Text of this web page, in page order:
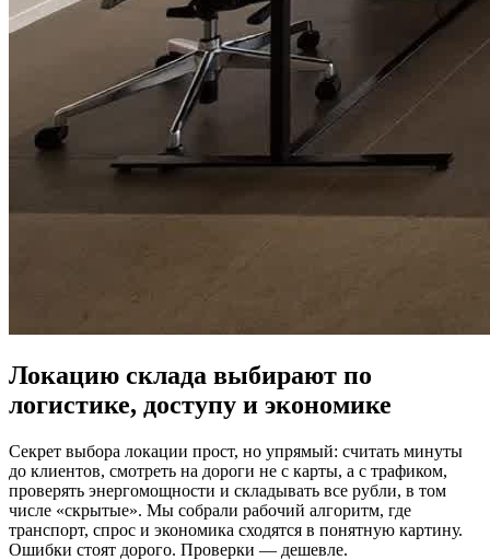
Локацию склада выбирают по
логистике, доступу и экономике
Секрет выбора локации прост, но упрямый: считать минуты
до клиентов, смотреть на дороги не с карты, а с трафиком,
проверять энергомощности и складывать все рубли, в том
числе «скрытые». Мы собрали рабочий алгоритм, где
транспорт, спрос и экономика сходятся в понятную картину.
Ошибки стоят дорого. Проверки — дешевле.